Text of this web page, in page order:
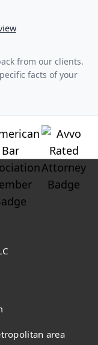
from our clients.
facts of your
area